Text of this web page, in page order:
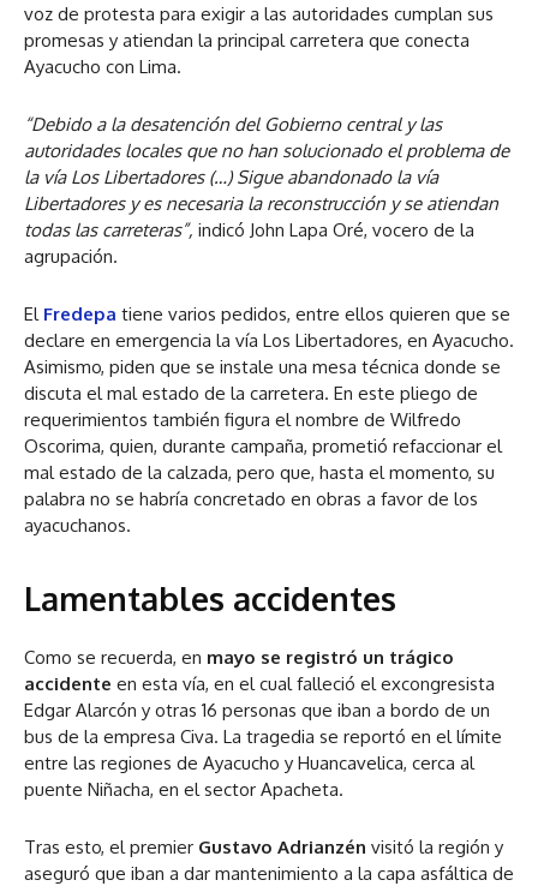
voz de protesta para exigir a las autoridades cumplan sus
promesas y atiendan la principal carretera que conecta
Ayacucho con Lima.
“Debido a la desatención del Gobierno central y las
autoridades locales que no han solucionado el problema de
la vía Los Libertadores (…) Sigue abandonado la vía
Libertadores y es necesaria la reconstrucción y se atiendan
todas las carreteras”, indicó John Lapa Oré, vocero de la
agrupación.
El Fredepa tiene varios pedidos, entre ellos quieren que se
declare en emergencia la vía Los Libertadores, en Ayacucho.
Asimismo, piden que se instale una mesa técnica donde se
discuta el mal estado de la carretera. En este pliego de
requerimientos también figura el nombre de Wilfredo
Oscorima, quien, durante campaña, prometió refaccionar el
mal estado de la calzada, pero que, hasta el momento, su
palabra no se habría concretado en obras a favor de los
ayacuchanos.
Lamentables accidentes
Como se recuerda, en mayo se registró un trágico
accidente en esta vía, en el cual falleció el excongresista
Edgar Alarcón y otras 16 personas que iban a bordo de un
bus de la empresa Civa. La tragedia se reportó en el límite
entre las regiones de Ayacucho y Huancavelica, cerca al
puente Niñacha, en el sector Apacheta.
Tras esto, el premier Gustavo Adrianzén visitó la región y
aseguró que iban a dar mantenimiento a la capa asfáltica de